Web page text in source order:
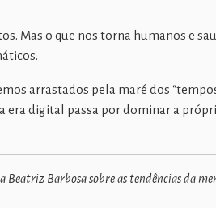
Mas o que nos torna humanos e
arrastados pela maré dos
era digital passa por dominar a
Barbosa sobre as tendências da